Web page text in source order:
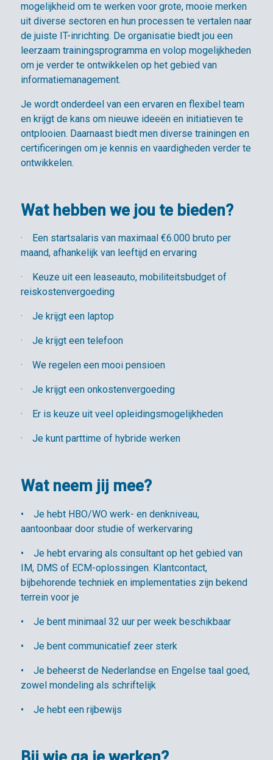
mogelijkheid om te werken voor grote, mooie merken
uit diverse sectoren en hun processen te vertalen naar
de juiste IT-inrichting. De organisatie biedt jou een
leerzaam trainingsprogramma en volop mogelijkheden
om je verder te ontwikkelen op het gebied van
informatiemanagement.
Je wordt onderdeel van een ervaren en flexibel team
en krijgt de kans om nieuwe ideeën en initiatieven te
ontplooien. Daarnaast biedt men diverse trainingen en
certificeringen om je kennis en vaardigheden verder te
ontwikkelen.
Wat hebben we jou te bieden?
· Een startsalaris van maximaal €6.000 bruto per
maand, afhankelijk van leeftijd en ervaring
· Keuze uit een leaseauto, mobiliteitsbudget of
reiskostenvergoeding
· Je krijgt een laptop
· Je krijgt een telefoon
· We regelen een mooi pensioen
· Je krijgt een onkostenvergoeding
· Er is keuze uit veel opleidingsmogelijkheden
· Je kunt parttime of hybride werken
Wat neem jij mee?
• Je hebt HBO/WO werk- en denkniveau,
aantoonbaar door studie of werkervaring
• Je hebt ervaring als consultant op het gebied van
IM, DMS of ECM-oplossingen. Klantcontact,
bijbehorende techniek en implementaties zijn bekend
terrein voor je
• Je bent minimaal 32 uur per week beschikbaar
• Je bent communicatief zeer sterk
• Je beheerst de Nederlandse en Engelse taal goed,
zowel mondeling als schriftelijk
• Je hebt een rijbewijs